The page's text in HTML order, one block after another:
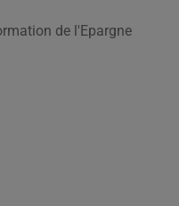
de l'Epargne